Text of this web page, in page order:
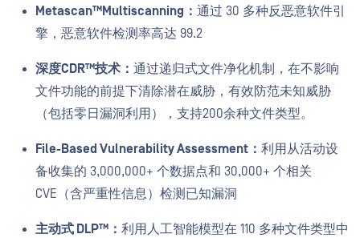
Metascan™Multiscanning： 通过 30 多种反恶意软件引
擎，恶意软件检测率高达 99.2
深度CDR™技术： 通过递归式文件净化机制，在不影响
文件功能的前提下清除潜在威胁，有效防范未知威胁
（包括零日漏洞利用），支持200余种文件类型。
File-Based Vulnerability Assessment： 利用从活动设
备收集的 3,000,000+ 个数据点和 30,000+ 个相关
CVE（含严重性信息）检测已知漏洞
主动式 DLP™： 利用人工智能模型在 110 多种文件类型中